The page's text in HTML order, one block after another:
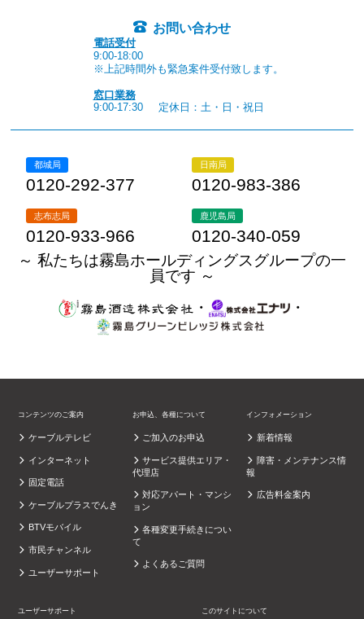
お問い合わせ
電話受付
9:00-18:00
※上記時間外も緊急案件受付致します。
窓口業務
9:00-17:30
定休日：土・日・祝日
都城局
0120-292-377
日南局
0120-983-386
志布志局
0120-933-966
鹿児島局
0120-340-059
～ 私たちは霧島ホールディングスグループの一
員です ～
・
・
コンテンツのご案内
ケーブルテレビ
インターネット
固定電話
ケーブルプラスでんき
BTVモバイル
市民チャンネル
ユーザーサポート
お申込、各種について
ご加入のお申込
サービス提供エリア・
代理店
対応アパート・マンシ
ョン
各種変更手続きについ
て
よくあるご質問
インフォメーション
新着情報
障害・メンテナンス情
報
広告料金案内
ユーザーサポート このサイトについて